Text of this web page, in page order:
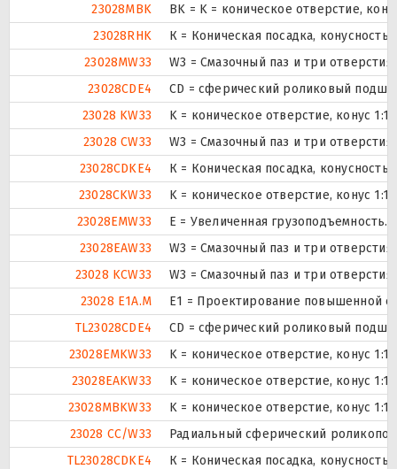
23028MBK
BK = K = коническое отверстие,
23028RHK
К = Коническая посадка, конусность
23028MW33
W3 = Смазочный паз и три
23028CDE4
CD = сферический роликовый
23028 KW33
K = коническое отверстие, конус
23028 CW33
W3 = Смазочный паз и три
23028CDKE4
К = Коническая посадка, конусность
23028CKW33
K = коническое отверстие, конус
23028EMW33
E = Увеличенная
23028EAW33
W3 = Смазочный паз и три
23028 KCW33
W3 = Смазочный паз и три
23028 E1A.M
E1 = Проектирование повышенной
TL23028CDE4
CD = сферический роликовый
23028EMKW33
K = коническое отверстие, конус
23028EAKW33
K = коническое отверстие, конус
23028MBKW33
K = коническое отверстие, конус
23028 CC/W33
Радиальный сферический
TL23028CDKE4
К = Коническая посадка, конусность